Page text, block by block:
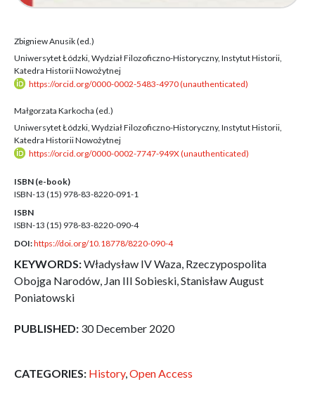
Zbigniew Anusik (ed.)
Uniwersytet Łódzki, Wydział Filozoficzno-Historyczny, Instytut Historii,
Katedra Historii Nowożytnej
https://orcid.org/0000-0002-5483-4970 (unauthenticated)
Małgorzata Karkocha (ed.)
Uniwersytet Łódzki, Wydział Filozoficzno-Historyczny, Instytut Historii,
Katedra Historii Nowożytnej
https://orcid.org/0000-0002-7747-949X (unauthenticated)
ISBN (e-book)
ISBN-13 (15) 978-83-8220-091-1
ISBN
ISBN-13 (15) 978-83-8220-090-4
DOI:https://doi.org/10.18778/8220-090-4
KEYWORDS:Władysław IV Waza, Rzeczypospolita
Obojga Narodów, Jan III Sobieski, Stanisław August
Poniatowski
PUBLISHED: 30 December 2020
CATEGORIES: History, Open Access